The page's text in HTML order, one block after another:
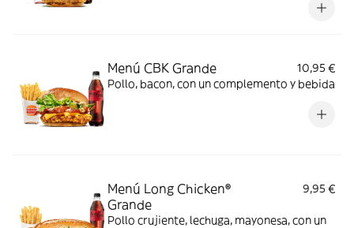
Menú CBK Grande
10,95 €
Pollo, bacon, con un complemento y bebida
Menú Long Chicken®
Grande
9,95 €
Pollo crujiente, lechuga, mayonesa, con un